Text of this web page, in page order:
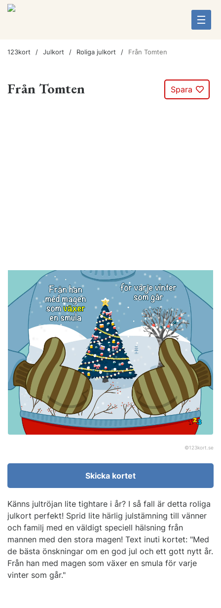
123kort Julkort Roliga julkort Från Tomten
Från Tomten Spara
©123kort.se
Skicka kortet
Känns jultröjan lite tightare i år? I så fall är detta roliga
julkort perfekt! Sprid lite härlig julstämning till vänner
och familj med en väldigt speciell hälsning från
mannen med den stora magen! Text inuti kortet: "Med
de bästa önskningar om en god jul och ett gott nytt år.
Från han med magen som växer en smula för varje
vinter som går."